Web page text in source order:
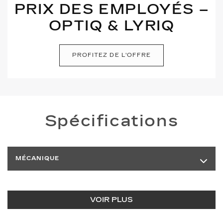
PRIX DES EMPLOYÉS –
OPTIQ & LYRIQ
PROFITEZ DE L'OFFRE
Spécifications
MÉCANIQUE
VOIR PLUS